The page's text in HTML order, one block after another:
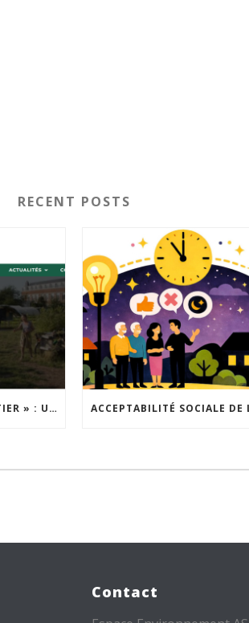
RECENT POSTS
« INSPIRONS LE QUARTIER » : UN NOUVEL APPEL À PROJETS EST LANCÉ !
Contact